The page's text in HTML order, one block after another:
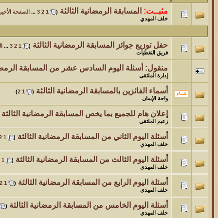
الموضوع
مسابقة ( اعرف من صاحب هذه الصوره )
الموضوع
غير اسم اللي قبلك
الموضوع
اتحداك تجيب الصورة المطلوبةّّّ!!
الموضوع
المنتدى كالأنسان
الموضوع
ܓܨ الإعجآز العلمي في التين و الزيتون , الذي ادخل الفريق البحث الى
مثبــت: المسابقة الرمضانية الثالثة (
1
2
3
... الصفحة
خلف المهدي
حفل توزيع جوائز المسابقة الرمضانية الثالثة (
1
2
3
...
فريق التغطيات
منقول: أسئلة اليوم السادس عشر من المسابقة
إدارة الملتقى
أسماء الفائزين بالمسابقة الرمضانية الثالثة (
1
2
)
واحة الإيمان
إعلان هام للجميع بما يخص المسابقة الرمضانية الثالثة
زعيم الملتقى
أسئلة اليوم الثاني من المسابقة الرمضانية الثالثة (
1
خلف المهدي
أسئلة اليوم الثالث من المسابقة الرمضانية الثالثة (
1
خلف المهدي
أسئلة اليوم الرابع من المسابقة الرمضانية الثالثة (
1
2
خلف المهدي
أسئلة اليوم الخامس من المسابقة الرمضانية الثالثة (
خلف المهدي